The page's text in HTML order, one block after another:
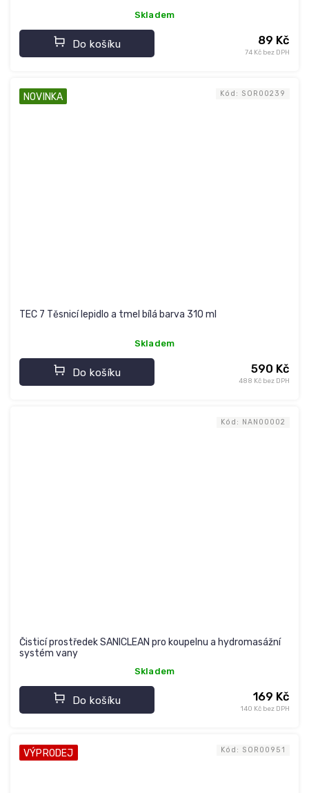
Skladem
74 Kč bez DPH
89 Kč
Do košíku
NOVINKA
TEC 7 Těsnicí lepidlo a tmel bílá barva 310 ml
Skladem
488 Kč bez DPH
590 Kč
Do košíku
Kód: SOR00239
Čisticí prostředek SANICLEAN pro koupelnu a hydromasážní
systém vany
Skladem
140 Kč bez DPH
169 Kč
Do košíku
Kód: NAN00002
VÝPRODEJ Kód: SOR00951